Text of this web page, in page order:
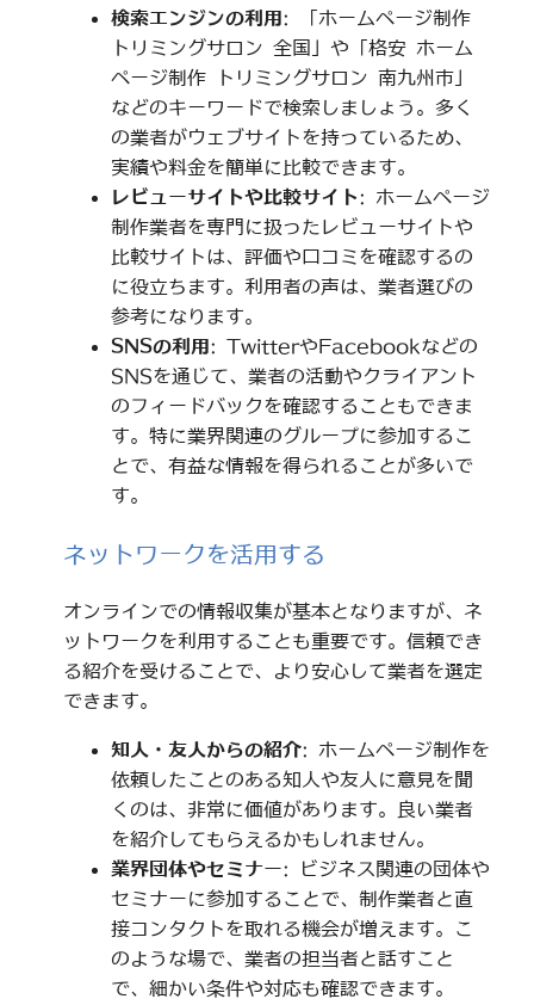
検索エンジンの利用 : 「ホームページ制作
トリミングサロン 全国」や「格安 ホーム
ページ制作 トリミングサロン 南九州市」
などのキーワードで検索しましょう。多く
の業者がウェブサイトを持っているため、
実績や料金を簡単に比較できます。
レビューサイトや比較サイト: ホームページ
制作業者を専門に扱ったレビューサイトや
比較サイトは、評価や口コミを確認するの
に役立ちます。利用者の声は、業者選びの
参考になります。
SNSの利用 : TwitterやFacebookなどの
SNSを通じて、業者の活動やクライアント
のフィードバックを確認することもできま
す。特に業界関連のグループに参加するこ
とで、有益な情報を得られることが多いで
す。
ネットワークを活用する
オンラインでの情報収集が基本となりますが、ネ
ットワークを利用することも重要です。信頼でき
る紹介を受けることで、より安心して業者を選定
できます。
知人・友人からの紹介: ホームページ制作を
依頼したことのある知人や友人に意見を聞
くのは、非常に価値があります。良い業者
を紹介してもらえるかもしれません。
業界団体やセミナー: ビジネス関連の団体や
セミナーに参加することで、制作業者と直
接コンタクトを取れる機会が増えます。こ
のような場で、業者の担当者と話すこと
で、細かい条件や対応も確認できます。